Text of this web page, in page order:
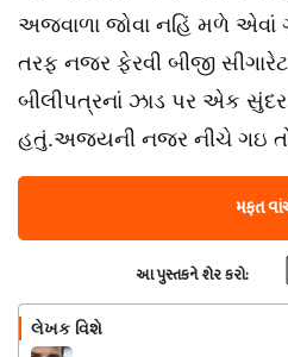
અજવાળા જોવા નહિં મળે
તરફ નજર ફેરવી બીજી
બીલીપત્રનાં ઝાડ પર એક સુંદર
હતું.અજયની નજર નીચે ગઇ તો
મફત
આ પુસ્તકને શેર કરો:
લેખક વિશે